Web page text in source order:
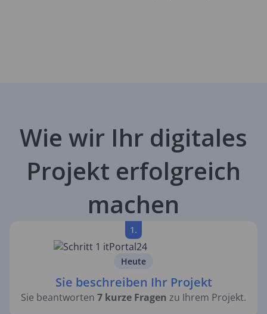
Wie wir Ihr digitales
Projekt erfolgreich
machen
1.
Heute
Sie beschreiben Ihr Projekt
Sie beantworten 7 kurze Fragen zu Ihrem Projekt.